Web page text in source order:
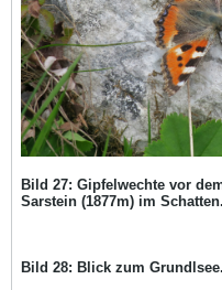
Bild 27: Gipfelwechte vor
Sarstein (1877m) im Schatten.
Bild 28: Blick zum Grundlsee.